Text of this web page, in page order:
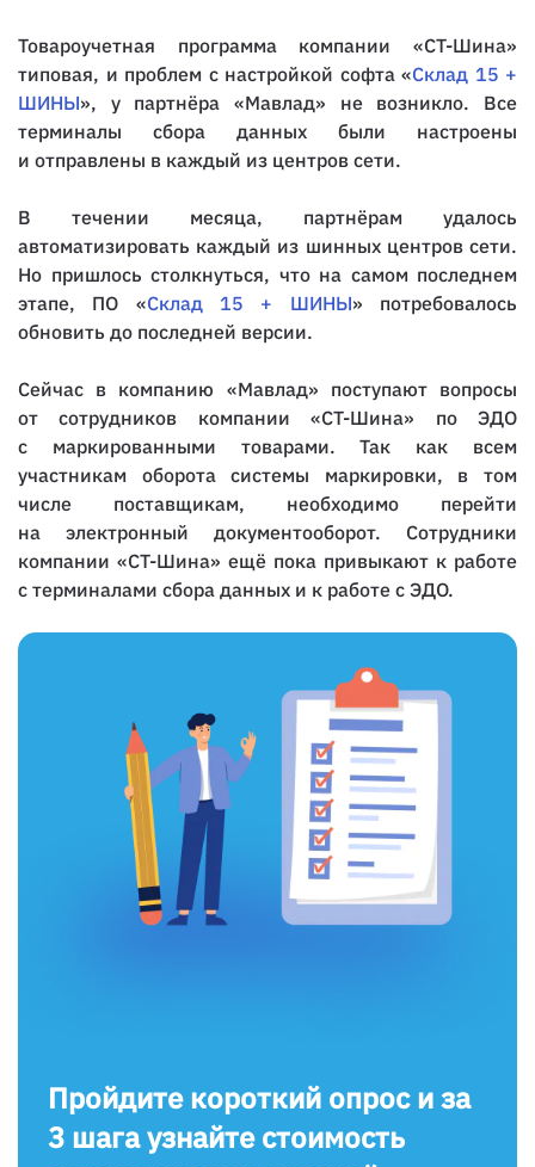
Товароучетная программа компании «СТ-Шина»
типовая, и проблем с настройкой софта «Склад 15 +
ШИНЫ», у партнёра «Мавлад» не возникло. Все
терминалы сбора данных были настроены
и отправлены в каждый из центров сети.
В течении месяца, партнёрам удалось
автоматизировать каждый из шинных центров сети.
Но пришлось столкнуться, что на самом последнем
этапе, ПО «Склад 15 + ШИНЫ» потребовалось
обновить до последней версии.
Сейчас в компанию «Мавлад» поступают вопросы
от сотрудников компании «СТ-Шина» по ЭДО
с маркированными товарами. Так как всем
участникам оборота системы маркировки, в том
числе поставщикам, необходимо перейти
на электронный документооборот. Сотрудники
компании «СТ-Шина» ещё пока привыкают к работе
с терминалами сбора данных и к работе с ЭДО.
Пройдите короткий опрос и за
3 шага узнайте стоимость